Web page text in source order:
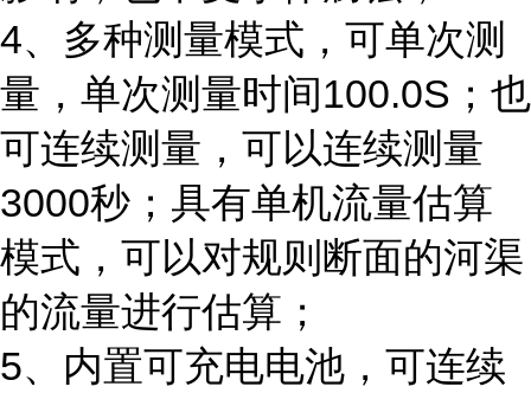
4、 多种测量模式，可单次测
量，单次测量时间100.0S；也
可连续测量，可以连续测量
3000秒；具有单机流量估算
模式，可以对规则断面的河渠
的流量进行估算；
5、 内置可充电电池，可连续